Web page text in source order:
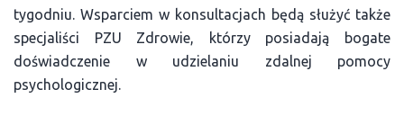
tygodniu. Wsparciem w konsultacjach będą służyć także
specjaliści PZU Zdrowie, którzy posiadają bogate
doświadczenie w udzielaniu zdalnej pomocy
psychologicznej.